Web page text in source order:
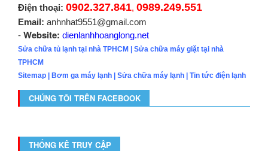
Điện thoại: 0902.327.841, 0989.249.551
Email: anhnhat9551@gmail.com
- Website: dienlanhhoanglong.net
Sửa chữa tủ lạnh tại nhà TPHCM
Sửa chữa máy giặt tại nhà
TPHCM
Sitemap
Bơm ga máy lạnh Sửa chữa máy lạnh Tin tức điện lạnh
CHÚNG TÔI TRÊN FACEBOOK
THỐNG KÊ TRUY CẬP